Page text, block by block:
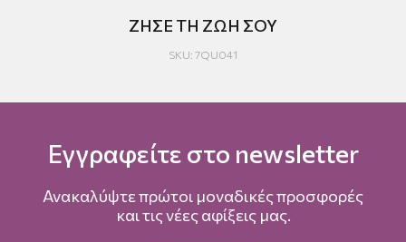
ΖΗΣΕ ΤΗ ΖΩΗ ΣΟΥ
SKU: 7QU041
Εγγραφείτε στο newsletter
Ανακαλύψτε πρώτοι μοναδικές προσφορές
και τις νέες αφίξεις μας.